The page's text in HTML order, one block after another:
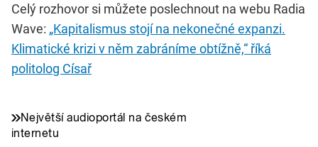
Celý rozhovor si můžete poslechnout na webu Radia
Wave: „Kapitalismus stojí na nekonečné expanzi.
Klimatické krizi v něm zabráníme obtížně,“ říká
politolog Císař